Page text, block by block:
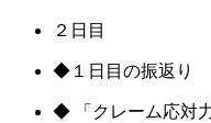
２日目
◆１日目の振返り
◆ 「クレーム応対